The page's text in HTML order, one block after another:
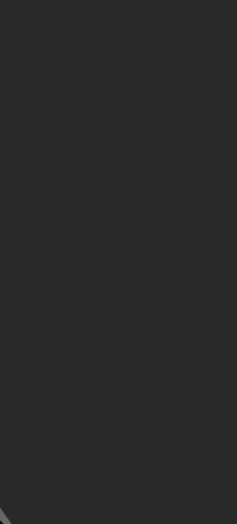
coole, zelfverzekerde
ontaardt er al snel
agressieve strijd.